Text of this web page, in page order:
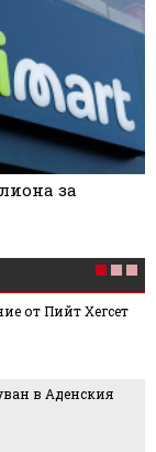
за
от Пийт Хегсет
в Аденския